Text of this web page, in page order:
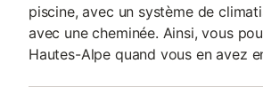
piscine, avec un système de
avec une cheminée. Ainsi, vous
Hautes-Alpe quand vous en avez